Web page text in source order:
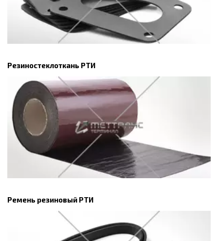
Резиностеклоткань РТИ
Ремень резиновый РТИ